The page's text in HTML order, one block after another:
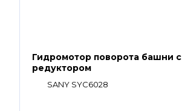
Гидромотор поворота башни с
редуктором
SANY SYC6028